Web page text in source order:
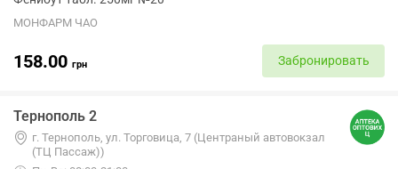
МОНФАРМ ЧАО
158.00 грн Забронировать
Тернополь 2
г. Тернополь, ул. Торговица, 7 (Центраный автовокзал
(ТЦ Пассаж))